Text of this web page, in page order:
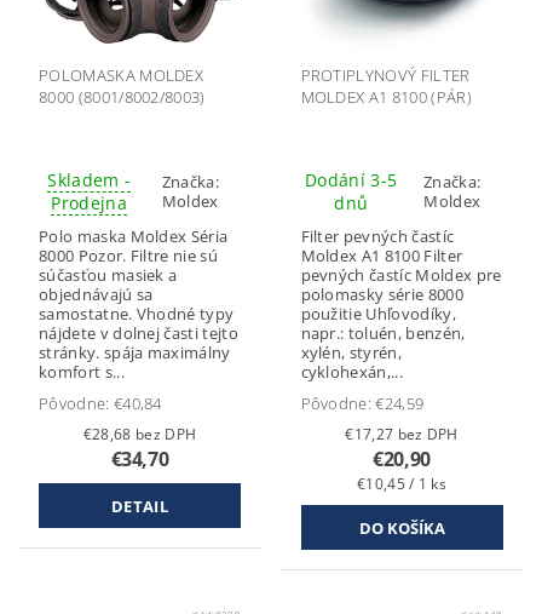
POLOMASKA MOLDEX
8000 (8001/8002/8003)
Skladem -
Prodejna
Značka:
Moldex
Polo maska Moldex Séria
8000 Pozor. Filtre nie sú
súčasťou masiek a
objednávajú sa
samostatne. Vhodné typy
nájdete v dolnej časti tejto
stránky. spája maximálny
komfort s...
Pôvodne: €40,84
€28,68 bez DPH
€34,70
DETAIL
PROTIPLYNOVÝ FILTER
MOLDEX A1 8100 (PÁR)
Dodání 3-5
dnů
Značka:
Moldex
Filter pevných častíc
Moldex A1 8100 Filter
pevných častíc Moldex pre
polomasky série 8000
použitie Uhľovodíky,
napr.: toluén, benzén,
xylén, styrén,
cyklohexán,...
Pôvodne:€24,59
€17,27 bez DPH
€20,90
€10,45 / 1 ks